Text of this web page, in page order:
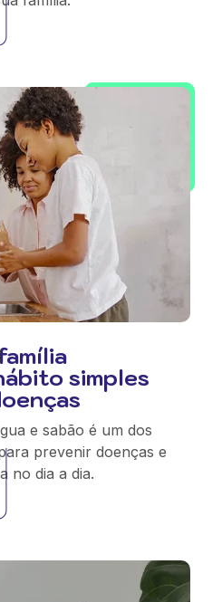
simples
e sabão é um dos
prevenir doenças e
no dia a dia.